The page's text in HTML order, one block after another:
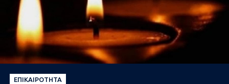
ΕΠΙΚΑΙΡΌΤΗΤΑ